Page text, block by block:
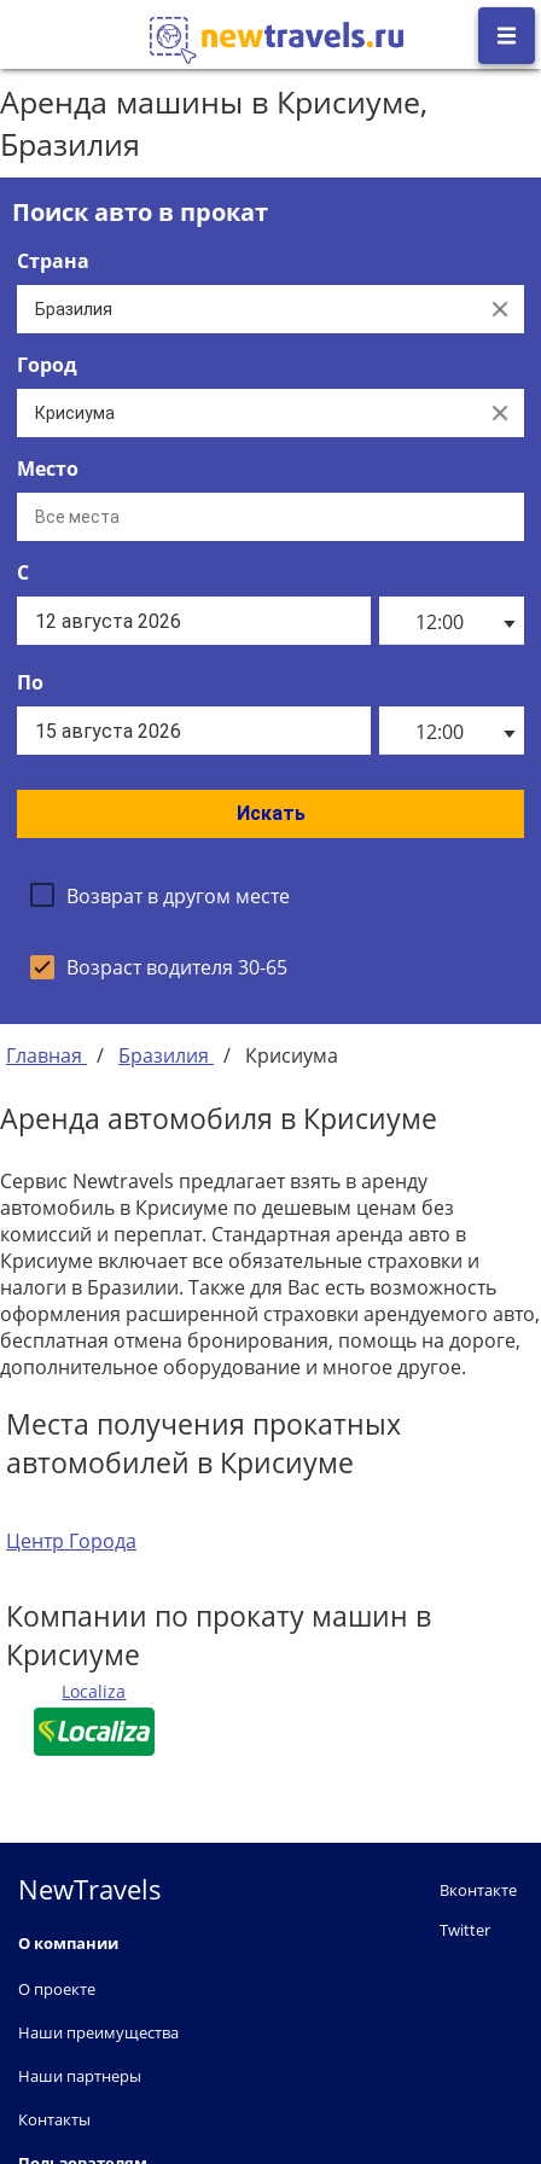
Аренда машины в Крисиуме,
Бразилия
Поиск авто в прокат
Страна
Clear
Город
Clear
Место
С
12:00
По
12:00
Искать
Возврат в другом месте
Возраст водителя 30-65
Главная / Бразилия / Крисиума
Аренда автомобиля в Крисиуме
Сервис Newtravels предлагает взять в аренду
автомобиль в Крисиуме по дешевым ценам без
комиссий и переплат. Стандартная аренда авто в
Крисиуме включает все обязательные страховки и
налоги в Бразилии. Также для Вас есть возможность
оформления расширенной страховки арендуемого авто,
бесплатная отмена бронирования, помощь на дороге,
дополнительное оборудование и многое другое.
Места получения прокатных
автомобилей в Крисиуме
Центр Города
Компании по прокату машин в
Крисиуме
Localiza
NewTravels
О компании
О проекте
Наши преимущества
Наши партнеры
Контакты
Вконтакте
Twitter